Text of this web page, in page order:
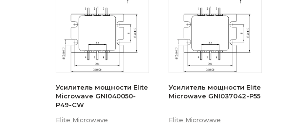
Усилитель мощности Elite
Microwave GNI040050-
P49-CW
Elite Microwave
Усилитель мощности Elite
Microwave GNI037042-P55
Elite Microwave